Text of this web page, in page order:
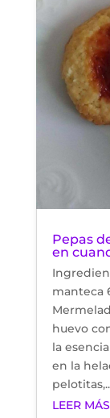
Pepas
en
manteca
huevo
la
en la
LEER MÁS